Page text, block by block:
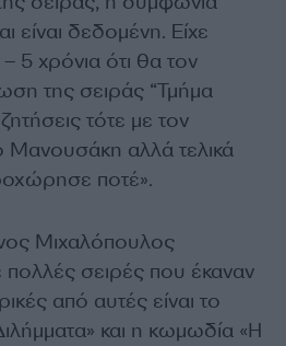
είναι δεδομένη. Είχε
5 χρόνια ότι θα τον
της σειράς “Τμήμα
τότε με τον
αλλά τελικά
ποτέ».
Μιχαλόπουλος
σειρές που έκαναν
από αυτές είναι το
και η κωμωδία «Η